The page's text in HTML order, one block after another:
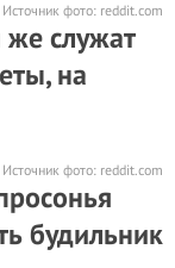
Источник фото: reddit.com
служат
на
Источник фото: reddit.com
будильник